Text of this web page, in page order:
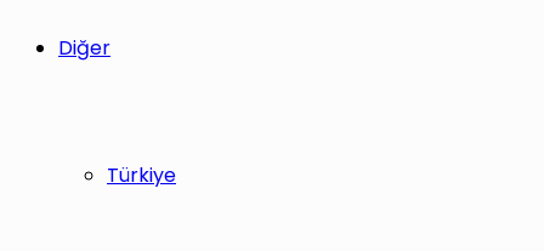
Diğer
Türkiye